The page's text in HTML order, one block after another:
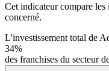
Cet indicateur compare
concerné.
L'investissement total de
34%
des franchises du secteur